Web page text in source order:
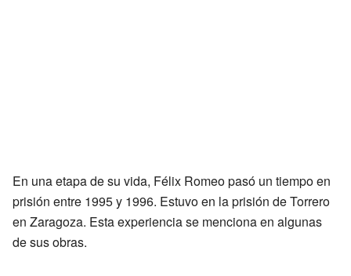
En una etapa de su vida, Félix Romeo pasó un tiempo en
prisión entre 1995 y 1996. Estuvo en la prisión de Torrero
en Zaragoza. Esta experiencia se menciona en algunas
de sus obras.